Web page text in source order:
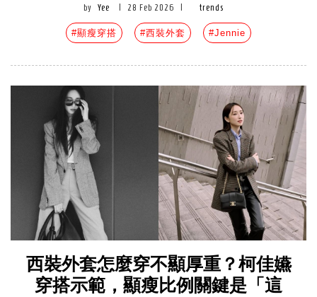
by Yee 28 Feb 2026 trends
#顯瘦穿搭 #西裝外套 #Jennie
西裝外套怎麼穿不顯厚重？柯佳嬿
穿搭示範，顯瘦比例關鍵是「這